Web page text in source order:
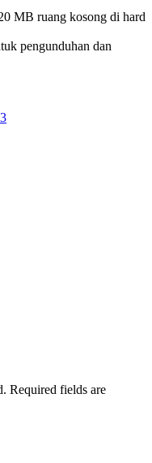
MB ruang kosong di hard
pengunduhan dan
Required fields are